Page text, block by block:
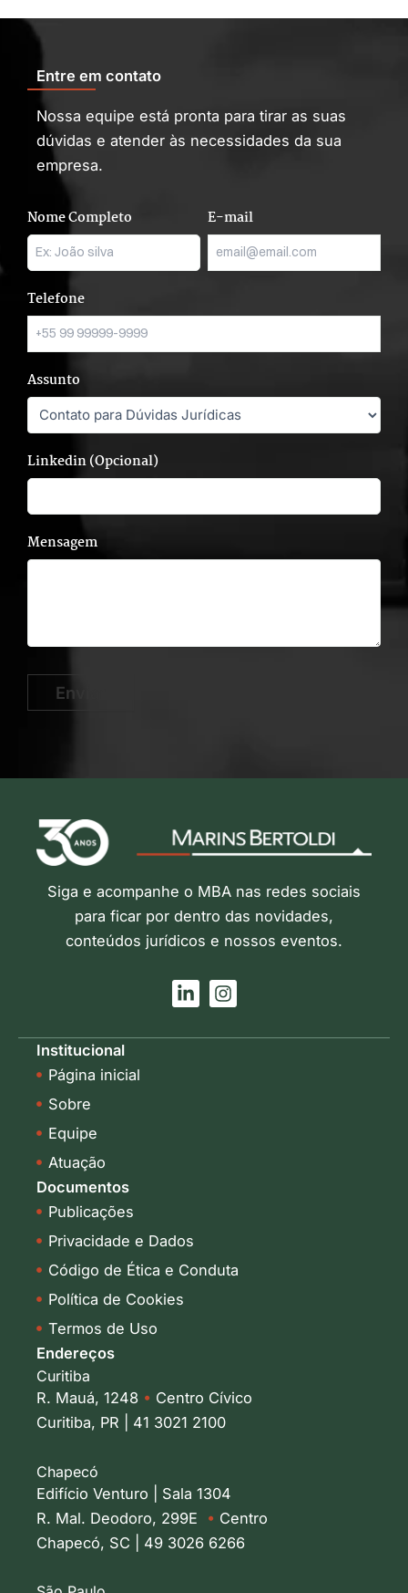
Entre em contato
Nossa equipe está pronta para tirar as suas
dúvidas e atender às necessidades da sua
empresa.
Nome Completo E-mail
Telefone
Assunto
Linkedin (Opcional)
Mensagem
Enviar
Siga e acompanhe o MBA nas redes sociais
para ficar por dentro das novidades,
conteúdos jurídicos e nossos eventos.
L
i
k
I
n
t
Institucional
Página inicial
Sobre
Equipe
Atuação
Documentos
Publicações
Privacidade e Dados
Código de Ética e Conduta
Política de Cookies
Termos de Uso
Endereços
Curitiba
R. Mauá, 1248 • Centro Cívico
Curitiba, PR | 41 3021 2100
Chapecó
Edifício Venturo | Sala 1304
R. Mal. Deodoro, 299E • Centro
Chapecó, SC | 49 3026 6266